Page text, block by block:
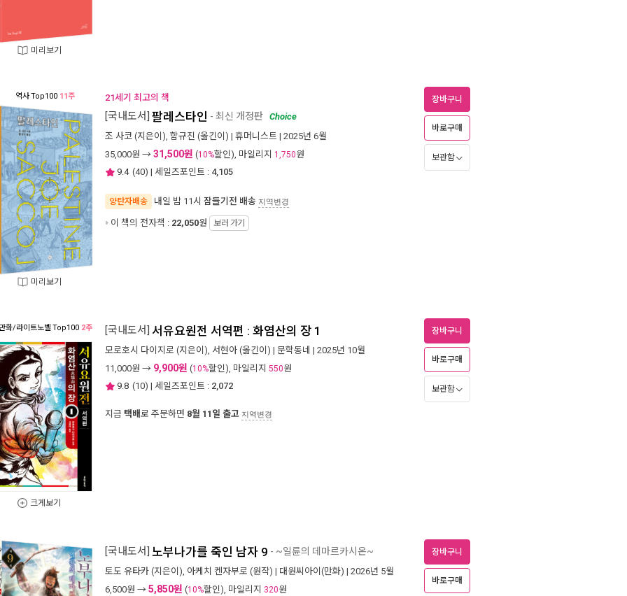
미리보기
역사Top100 11주
미리보기
21세기 최고의 책
[국내도서] 팔레스타인 - 최신 개정판 Choice
조 사코 (지은이), 함규진 (옮긴이) | 휴머니스트 | 2025년 6월
35,000원 → 31,500원 (10%할인), 마일리지 1,750원
9.4 (40) | 세일즈포인트 : 4,105
양탄자배송 내일 밤 11시 잠들기전 배송 지역변경
이 책의 전자책 : 22,050원 보러 가기
장바구니
바로구매
보관함
화/라이트노벨 Top100 2주
크게보기
[국내도서] 서유요원전 서역편 : 화염산의 장 1
모로호시 다이지로 (지은이), 서현아 (옮긴이) | 문학동네 | 2025년 10월
11,000원 → 9,900원 (10%할인), 마일리지 550원
9.8 (10) | 세일즈포인트 : 2,072
지금 택배로 주문하면 8월 11일 출고 지역변경
장바구니
바로구매
보관함
[국내도서] 노부나가를 죽인 남자 9 - ~일륜의 데마르카시온~
토도 유타카 (지은이), 아케치 켄자부로 (원작) | 대원씨아이(만화) | 2026년 5월
6,500원 → 5,850원 (10%할인), 마일리지 320원
장바구니
바로구매